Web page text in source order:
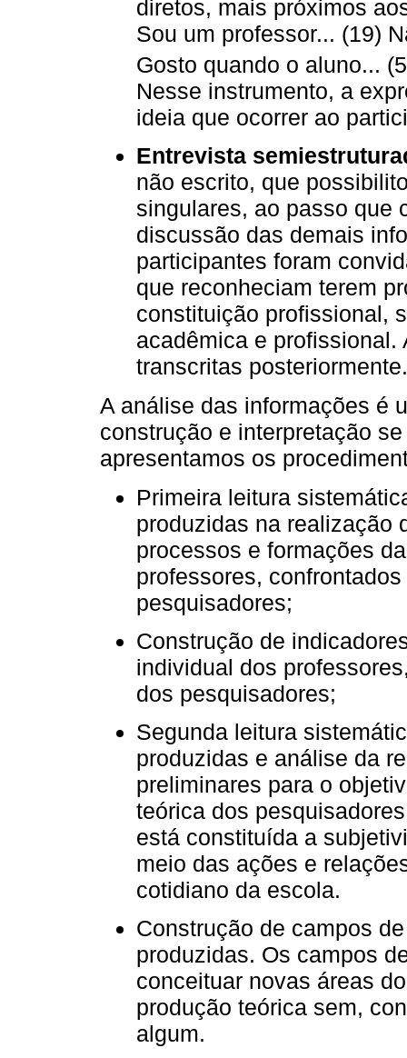
diretos, mais próximos
Sou um professor... (19)
Gosto quando o aluno...
Nesse instrumento, a
ideia que ocorrer ao
Entrevista
não escrito, que
singulares, ao passo que
discussão das demais
participantes foram
que reconheciam terem
constituição profissional,
acadêmica e
transcritas posteriormente.
A análise das informações é
construção e interpretação
apresentamos os
Primeira leitura
produzidas na realização
processos e formações
professores,
pesquisadores;
Construção de
individual dos
dos pesquisadores;
Segunda leitura
produzidas e análise da
preliminares para o
teórica dos
está constituída a
meio das ações e
cotidiano da escola.
Construção de campos
produzidas. Os campos
conceituar novas áreas
produção teórica sem,
algum.